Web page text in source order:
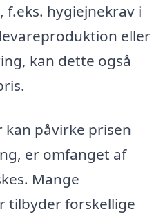
hygiejnekrav i
eller
kan dette også
kan påvirke prisen
er omfanget af
Mange
tilbyder forskellige